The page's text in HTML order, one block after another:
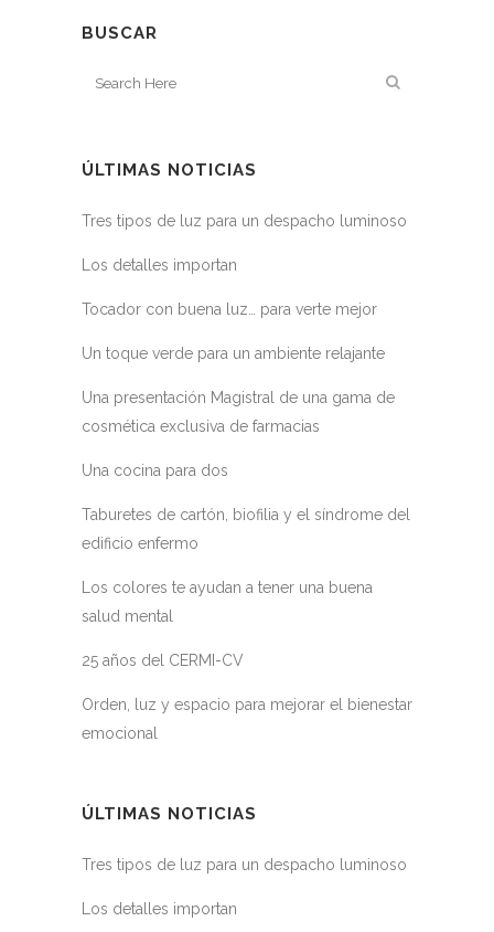
BUSCAR
ÚLTIMAS NOTICIAS
Tres tipos de luz para un despacho luminoso
Los detalles importan
Tocador con buena luz… para verte mejor
Un toque verde para un ambiente relajante
Una presentación Magistral de una gama de
cosmética exclusiva de farmacias
Una cocina para dos
Taburetes de cartón, biofilia y el síndrome del
edificio enfermo
Los colores te ayudan a tener una buena
salud mental
25 años del CERMI-CV
Orden, luz y espacio para mejorar el bienestar
emocional
ÚLTIMAS NOTICIAS
Tres tipos de luz para un despacho luminoso
Los detalles importan